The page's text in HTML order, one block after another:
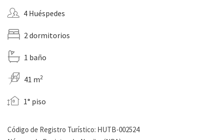
4 Huéspedes
2 dormitorios
1 baño
41 m2
1° piso
Código de Registro Turístico: HUTB-002524